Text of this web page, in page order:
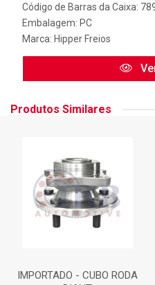
Código de Barras da Caixa:
Embalagem: PC
Marca: Hipper Freios
Produtos Similares
IMPORTADO - CUBO RODA